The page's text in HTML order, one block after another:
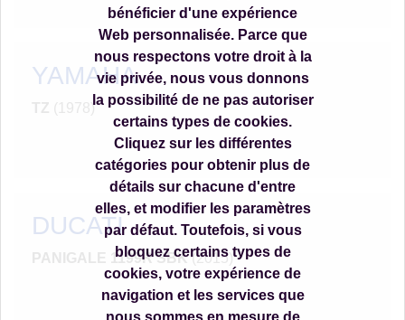
YAMAHA
(1978)
DUCATI
PANIGALE 1199R SBK(2015)
bénéficier d'une expérience
Web personnalisée. Parce que
nous respectons votre droit à la
vie privée, nous vous donnons
la possibilité de ne pas autoriser
certains types de cookies.
Cliquez sur les différentes
catégories pour obtenir plus de
détails sur chacune d'entre
elles, et modifier les paramètres
par défaut. Toutefois, si vous
bloquez certains types de
cookies, votre expérience de
navigation et les services que
nous sommes en mesure de